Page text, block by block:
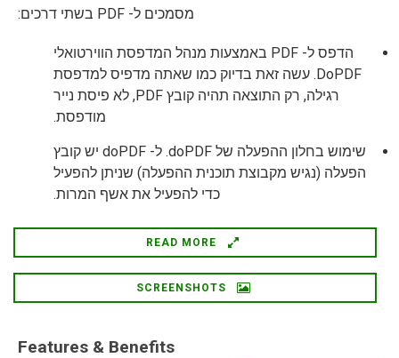
מסמכים ל- PDF בשתי דרכים:
הדפס ל- PDF באמצעות מנהל המדפסת הווירטואלי
DoPDF. עשה זאת בדיוק כמו שאתה מדפיס למדפסת
רגילה, רק התוצאה תהיה קובץ PDF, לא פיסת נייר
מודפסת.
שימוש בחלון ההפעלה של doPDF. ל- doPDF יש קובץ
הפעלה (נגיש מקבוצת תוכנית ההפעלה) שניתן להפעיל
כדי להפעיל את אשף המרות.
Features & Benefits